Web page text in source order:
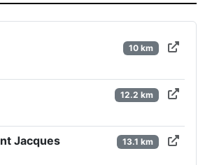
10 km
12.2 km
Jacques 13.1 km